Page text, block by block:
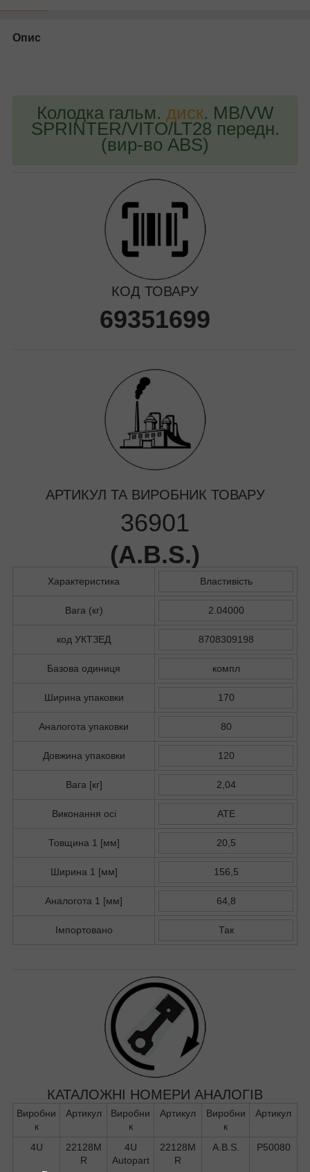
Опис
Колодка гальм. диск. MB/VW
SPRINTER/VITO/LT28 передн.
(вир-во ABS)
КОД ТОВАРУ
69351699
АРТИКУЛ ТА ВИРОБНИК ТОВАРУ
36901
(A.B.S.)
Характеристика Властивість
Вага (кг) 2.04000
код УКТЗЕД 8708309198
Базова одиниця компл
Ширина упаковки 170
Аналогота упаковки 80
Довжина упаковки 120
Вага [кг] 2,04
Виконання осі ATE
Товщина 1 [мм] 20,5
Ширина 1 [мм] 156,5
Аналогота 1 [мм] 64,8
Імпортовано Так
КАТАЛОЖНІ НОМЕРИ АНАЛОГІВ
Виробни
к
Артикул
Виробни
к
Артикул
Виробни
к
Артикул
4U
22128M
R
4U
Autopart
22128M
R
A.B.S. P50080